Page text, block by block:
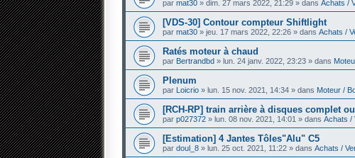
par mat30 » dim. 27 mars 2022, 21:29 » dans Achats /
[VDS-30] Contour compteur Shiftlight
par mat30 » jeu. 17 mars 2022, 22:26 » dans Achats /
Ratés moteur à chaud
par Bertrandbd » lun. 24 janv. 2022, 23:23 » dans
Plenum
par Loicrio » lun. 15 nov. 2021, 14:34 » dans Moteur /
[RCH-RP] train arrière à disques complet
par p027372 » lun. 08 nov. 2021, 14:01 » dans Achats /
[Estimation] 4 Jantes Tôles"Alu" C5
par doul_8 » lun. 25 oct. 2021, 11:22 » dans Achats /